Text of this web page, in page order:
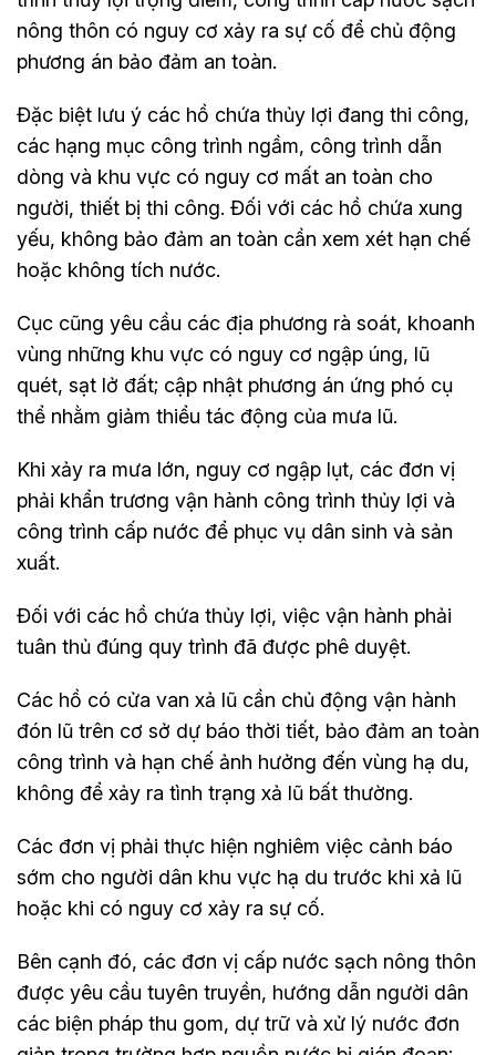
nông thôn có nguy cơ xảy ra sự cố để chủ động
phương án bảo đảm an toàn.
Đặc biệt lưu ý các hồ chứa thủy lợi đang thi công,
các hạng mục công trình ngầm, công trình dẫn
dòng và khu vực có nguy cơ mất an toàn cho
người, thiết bị thi công. Đối với các hồ chứa xung
yếu, không bảo đảm an toàn cần xem xét hạn chế
hoặc không tích nước.
Cục cũng yêu cầu các địa phương rà soát, khoanh
vùng những khu vực có nguy cơ ngập úng, lũ
quét, sạt lở đất; cập nhật phương án ứng phó cụ
thể nhằm giảm thiểu tác động của mưa lũ.
Khi xảy ra mưa lớn, nguy cơ ngập lụt, các đơn vị
phải khẩn trương vận hành công trình thủy lợi và
công trình cấp nước để phục vụ dân sinh và sản
xuất.
Đối với các hồ chứa thủy lợi, việc vận hành phải
tuân thủ đúng quy trình đã được phê duyệt.
Các hồ có cửa van xả lũ cần chủ động vận hành
đón lũ trên cơ sở dự báo thời tiết, bảo đảm an toàn
công trình và hạn chế ảnh hưởng đến vùng hạ du,
không để xảy ra tình trạng xả lũ bất thường.
Các đơn vị phải thực hiện nghiêm việc cảnh báo
sớm cho người dân khu vực hạ du trước khi xả lũ
hoặc khi có nguy cơ xảy ra sự cố.
Bên cạnh đó, các đơn vị cấp nước sạch nông thôn
được yêu cầu tuyên truyền, hướng dẫn người dân
các biện pháp thu gom, dự trữ và xử lý nước đơn